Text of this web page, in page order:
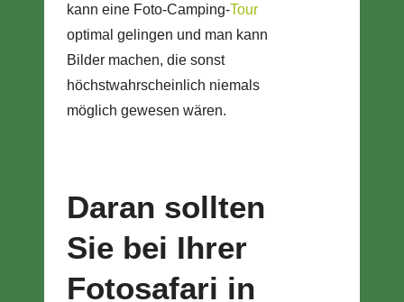
kann eine Foto-Camping-Tour
optimal gelingen und man kann
Bilder machen, die sonst
höchstwahrscheinlich niemals
möglich gewesen wären.
Daran sollten
Sie bei Ihrer
Fotosafari in